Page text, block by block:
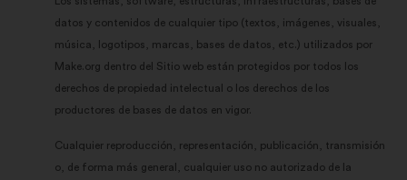
datos y contenidos de cualquier tipo (textos, imágenes, visuales,
música, logotipos, marcas, bases de datos, etc.) utilizados por
Make.org dentro del Sitio web están protegidos por todos los
derechos de propiedad intelectual o los derechos de los
productores de bases de datos en vigor.
Cualquier reproducción, representación, publicación, transmisión
o, de forma más general, cualquier uso no autorizado de la